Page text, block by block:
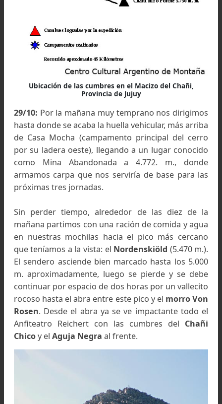
Ubicación de las cumbres en el Macizo del Chañi,
Provincia de Jujuy
29/10:Por la mañana muy temprano nos
hasta donde se acaba la huella vehicular, más
de Casa Mocha (campamento principal del
por su ladera oeste), llegando a un lugar
como Mina Abandonada a 4.772. m.,
armamos carpa que nos serviría de base para
próximas tres jornadas.
en nuestras mochilas hacia el pico más